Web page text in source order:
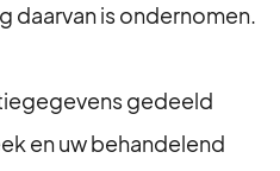
daarvan is ondernomen.
gedeeld
en uw behandelend